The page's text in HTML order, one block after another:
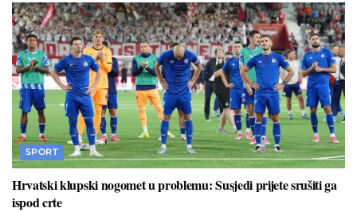
SPORT
Hrvatski klupski nogomet u problemu: Susjedi prijete srušiti ga
ispod crte